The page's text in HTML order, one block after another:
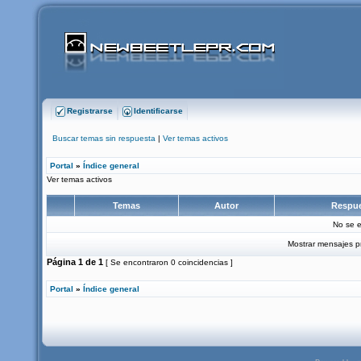
Registrarse Identificarse
Buscar temas sin respuesta | Ver temas activos
Portal » Índice general
Ver temas activos
Temas Autor
No se
Mostrar mensajes
Página 1 de 1 [ Se encontraron 0 coincidencias ]
Portal » Índice general